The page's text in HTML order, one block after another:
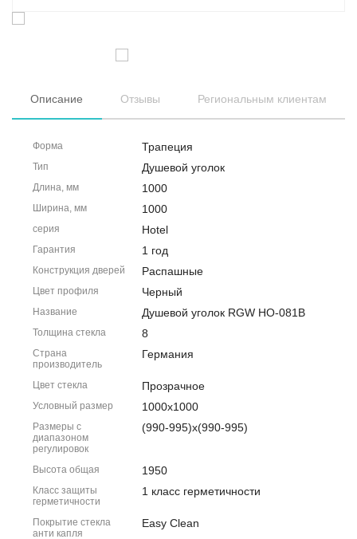
Описание Отзывы Региональным клиентам
Форма Трапеция
Тип Душевой уголок
Длина, мм 1000
Ширина, мм 1000
серия Hotel
Гарантия 1 год
Конструкция дверей Распашные
Цвет профиля Черный
Название Душевой уголок RGW HO-081B
Толщина стекла 8
Страна
производитель
Германия
Цвет стекла Прозрачное
Условный размер 1000x1000
Размеры с
диапазоном
регулировок
(990-995)x(990-995)
Высота общая 1950
Класс защиты
герметичности
1 класс герметичности
Покрытие стекла
анти капля
Easy Clean